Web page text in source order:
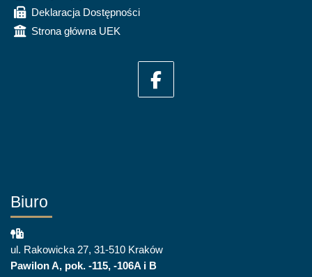
Deklaracja Dostępności
Strona główna UEK
Biuro
ul. Rakowicka 27, 31-510 Kraków
Pawilon A, pok. -115, -106A i B